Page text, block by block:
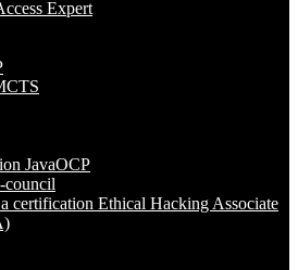
Expert
JavaOCP
council
certification Ethical Hacking Associate